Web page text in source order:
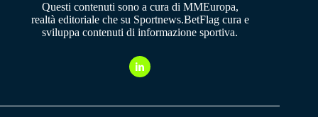
Questi contenuti sono a cura di MMEuropa,
realtà editoriale che su Sportnews.BetFlag cura e
sviluppa contenuti di informazione sportiva.